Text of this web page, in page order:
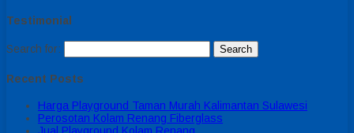
Testimonial
Search for:
Recent Posts
Harga Playground Taman Murah Kalimantan Sulawesi
Perosotan Kolam Renang Fiberglass